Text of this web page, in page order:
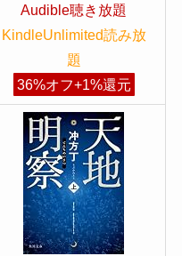
Audible聴き放題
KindleUnlimited読み放
題
36%オフ+1%還元